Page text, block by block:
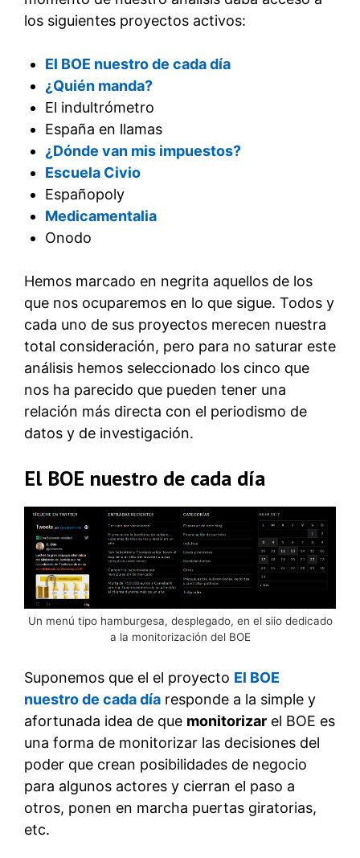
los siguientes proyectos activos:
El BOE nuestro de cada día
¿Quién manda?
El indultrómetro
España en llamas
¿Dónde van mis impuestos?
Escuela Civio
Españopoly
Medicamentalia
Onodo
Hemos marcado en negrita aquellos de los
que nos ocuparemos en lo que sigue. Todos y
cada uno de sus proyectos merecen nuestra
total consideración, pero para no saturar este
análisis hemos seleccionado los cinco que
nos ha parecido que pueden tener una
relación más directa con el periodismo de
datos y de investigación.
El BOE nuestro de cada día
Un menú tipo hamburgesa, desplegado, en el siio dedicado
a la monitorización del BOE
Suponemos que el el proyecto El BOE
nuestro de cada día responde a la simple y
afortunada idea de que monitorizar el BOE es
una forma de monitorizar las decisiones del
poder que crean posibilidades de negocio
para algunos actores y cierran el paso a
otros, ponen en marcha puertas giratorias,
etc.